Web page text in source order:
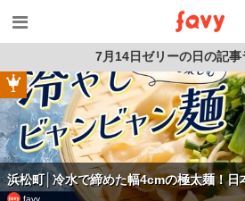
7月14日ゼリーの日の記事
1
浜松町│冷水で締めた幅4cmの極太麺！
favy